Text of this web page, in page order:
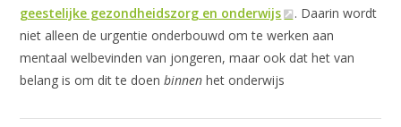
geestelijke gezondheidszorg en onderwijs
. Daarin wordt
niet alleen de urgentie onderbouwd om te werken aan
mentaal welbevinden van jongeren, maar ook dat het van
belang is om dit te doenbinnenhet onderwijs